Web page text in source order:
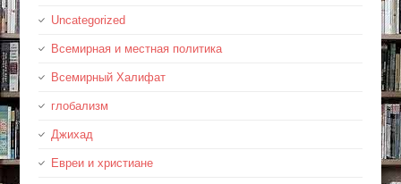
Uncategorized
Всемирная и местная политика
Всемирный Халифат
глобализм
Джихад
Евреи и христиане